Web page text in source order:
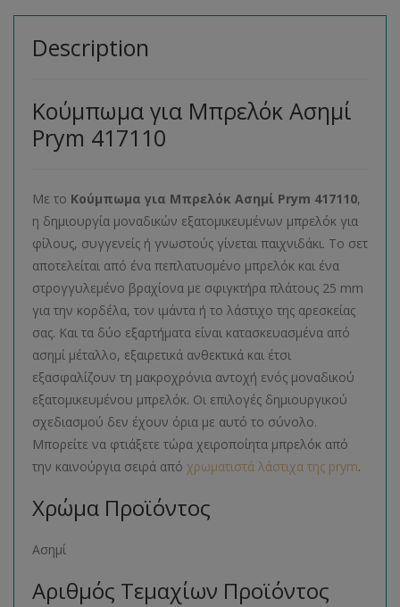
Description
Κούμπωμα για Μπρελόκ Ασημί
Prym 417110
Με το Κούμπωμα για Μπρελόκ Ασημί Prym 417110,
η δημιουργία μοναδικών εξατομικευμένων μπρελόκ για
φίλους, συγγενείς ή γνωστούς γίνεται παιχνιδάκι. Το σετ
αποτελείται από ένα πεπλατυσμένο μπρελόκ και ένα
στρογγυλεμένο βραχίονα με σφιγκτήρα πλάτους 25 mm
για την κορδέλα, τον ιμάντα ή το λάστιχο της αρεσκείας
σας. Και τα δύο εξαρτήματα είναι κατασκευασμένα από
ασημί μέταλλο, εξαιρετικά ανθεκτικά και έτσι
εξασφαλίζουν τη μακροχρόνια αντοχή ενός μοναδικού
εξατομικευμένου μπρελόκ. Οι επιλογές δημιουργικού
σχεδιασμού δεν έχουν όρια με αυτό το σύνολο.
Μπορείτε να φτιάξετε τώρα χειροποίητα μπρελόκ από
την καινούργια σειρά από χρωματιστά λάστιχα της prym.
Χρώμα Προϊόντος
Ασημί
Αριθμός Τεμαχίων Προϊόντος